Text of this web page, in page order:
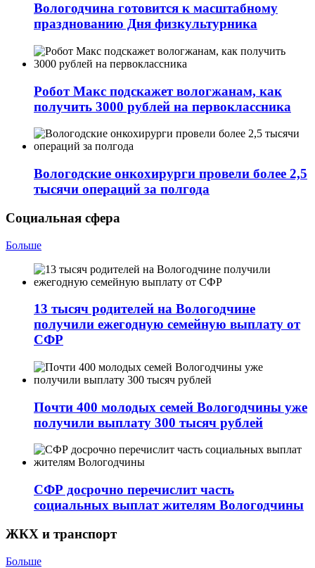
Вологодчина готовится к масштабному
празднованию Дня физкультурника
Робот Макс подскажет вологжанам, как
получить 3000 рублей на первоклассника
Вологодские онкохирурги провели более 2,5
тыcячи операций за полгода
Социальная сфера
Больше
13 тысяч родителей на Вологодчине
получили ежегодную семейную выплату от
СФР
Почти 400 молодых семей Вологодчины уже
получили выплату 300 тысяч рублей
СФР досрочно перечислит часть
социальных выплат жителям Вологодчины
ЖКХ и транспорт
Больше